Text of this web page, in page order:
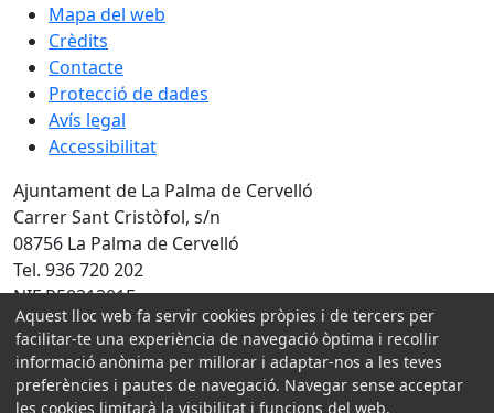
Mapa del web
Crèdits
Contacte
Protecció de dades
Avís legal
Accessibilitat
Ajuntament de La Palma de Cervelló
Carrer Sant Cristòfol, s/n
08756 La Palma de Cervelló
Tel. 936 720 202
NIF P5831301F
Amb la col·laboració de:
Aquest lloc web fa servir cookies pròpies i de tercers per
facilitar-te una experiència de navegació òptima i recollir
informació anònima per millorar i adaptar-nos a les teves
preferències i pautes de navegació. Navegar sense acceptar
les cookies limitarà la visibilitat i funcions del web.